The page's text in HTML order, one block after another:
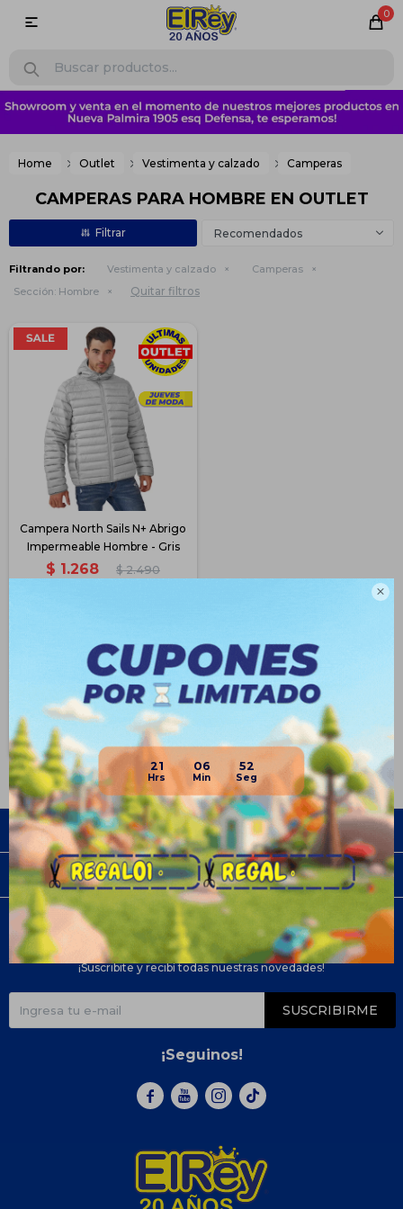

21 06 51
0

Home Outlet Vestimenta y calzado Camperas
CAMPERAS PARA HOMBRE EN OUTLET
Recomendados
Filtrando por: Vestimenta y calzado
Camperas
Sección: Hombre Quitar filtros
Campera North Sails N+ Abrigo
Impermeable Hombre - Gris
$ 1.268 $ 2.490
$
1.014
$ 1.078
$ 1.141
Disponible Envío
Empresa
Compra
Newsletter
¡Suscribite y recibí todas nuestras novedades!
SUSCRIBIRME
¡Seguinos!
  